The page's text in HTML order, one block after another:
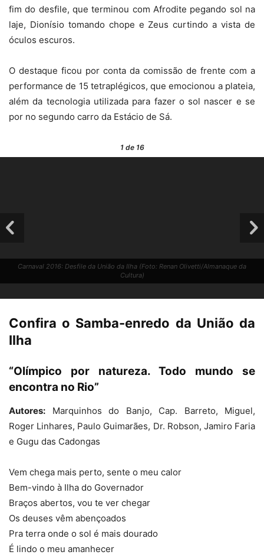
fim do desfile, que terminou com Afrodite pegando sol na
laje, Dionísio tomando chope e Zeus curtindo a vista de
óculos escuros.
O destaque ficou por conta da comissão de frente com a
performance de 15 tetraplégicos, que emocionou a plateia,
além da tecnologia utilizada para fazer o sol nascer e se
por no segundo carro da Estácio de Sá.
1de 16
Carnaval 2016: Desfile da União da Ilha (Foto: Renan Olivetti/Almanaque da
Cultura)
Carnaval 2016: Desfile da União da Ilha (Foto: Renan Olivetti/Almanaque da
Cultura)
Carnaval 2016: Desfile da União da Ilha (Foto: Renan Olivetti/Almanaque da
Confira o Samba-enredo da União da
Ilha
“Olímpico por natureza. Todo mundo se
encontra no Rio”
Autores: Marquinhos do Banjo, Cap. Barreto, Miguel,
Roger Linhares, Paulo Guimarães, Dr. Robson, Jamiro Faria
e Gugu das Cadongas
Vem chega mais perto, sente o meu calor
Bem-vindo à Ilha do Governador
Braços abertos, vou te ver chegar
Os deuses vêm abençoados
Pra terra onde o sol é mais dourado
É lindo o meu amanhecer